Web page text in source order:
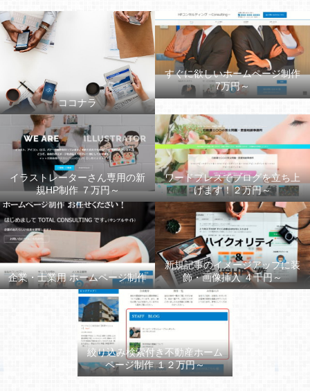
ココナラ
すぐに欲しいホームページ制作
7万円～
イラストレーターさん専用の新
規HP制作 ７万円～
ワードプレスでブログを立ち上
げます！２万円～
企業・士業用 ホームページ制作
新規記事のイメージアップに装
飾・画像挿入 ４千円～
絞り込み検索付き不動産ホーム
ページ制作 １２万円～